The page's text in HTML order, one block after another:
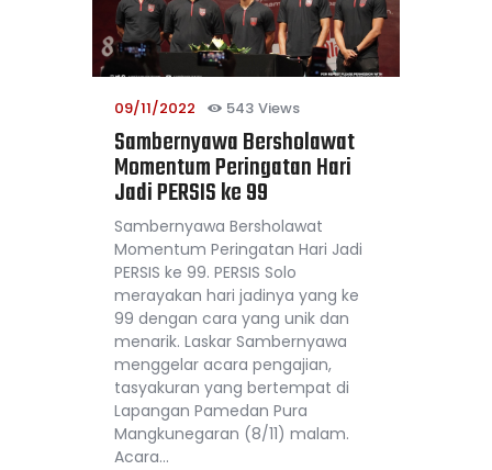
09/11/2022 543 Views
Sambernyawa Bersholawat
Momentum Peringatan Hari
Jadi PERSIS ke 99
Sambernyawa Bersholawat
Momentum Peringatan Hari Jadi
PERSIS ke 99. PERSIS Solo
merayakan hari jadinya yang ke
99 dengan cara yang unik dan
menarik. Laskar Sambernyawa
menggelar acara pengajian,
tasyakuran yang bertempat di
Lapangan Pamedan Pura
Mangkunegaran (8/11) malam.
Acara…